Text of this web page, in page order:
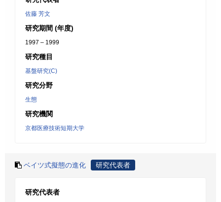
佐藤 芳文
研究期間 (年度)
1997 – 1999
研究種目
基盤研究(C)
研究分野
生態
研究機関
京都医療技術短期大学
ベイツ式擬態の進化 研究代表者
研究代表者